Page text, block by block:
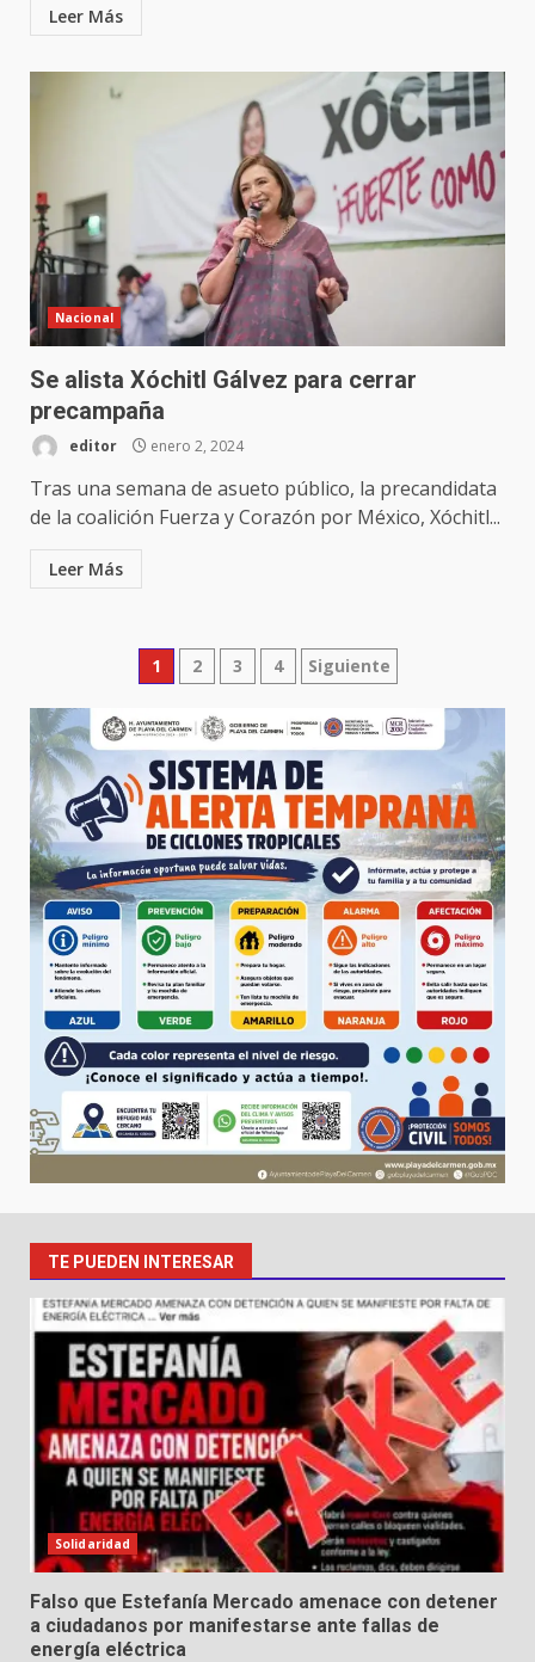
Leer Más
Nacional
Se alista Xóchitl Gálvez para cerrar
precampaña
editor enero 2, 2024
Tras una semana de asueto público, la precandidata
de la coalición Fuerza y Corazón por México, Xóchitl...
Leer Más
Paginación
de
entradas
1 2 3 4 Siguiente
TE PUEDEN INTERESAR
Solidaridad
Falso que Estefanía Mercado amenace con detener
a ciudadanos por manifestarse ante fallas de
energía eléctrica